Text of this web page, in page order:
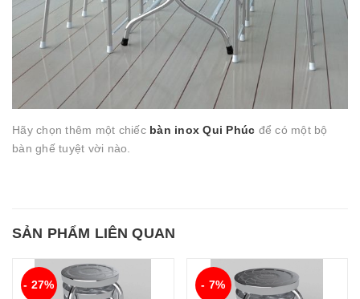
Hãy chọn thêm một chiếc bàn inox Qui Phúc để có một bộ
bàn ghế tuyệt vời nào.
SẢN PHẨM LIÊN QUAN
- 27% - 7%